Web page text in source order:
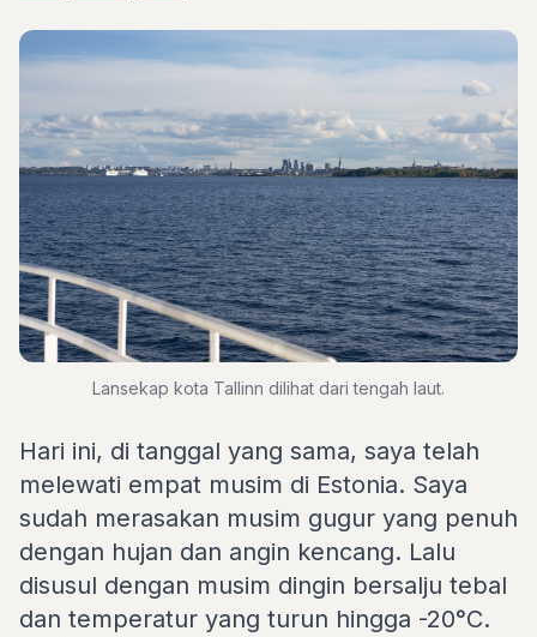
Lansekap kota Tallinn dilihat dari tengah laut.
Hari ini, di tanggal yang sama, saya telah
melewati empat musim di Estonia. Saya
sudah merasakan musim gugur yang penuh
dengan hujan dan angin kencang. Lalu
disusul dengan musim dingin bersalju tebal
dan temperatur yang turun hingga -20°C.